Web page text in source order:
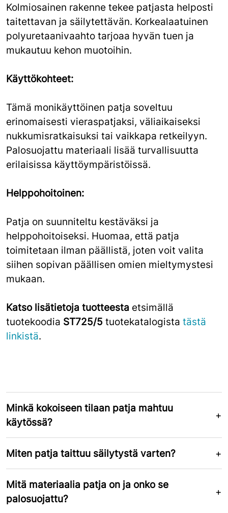
Kolmiosainen rakenne tekee patjasta helposti
taitettavan ja säilytettävän. Korkealaatuinen
polyuretaanivaahto tarjoaa hyvän tuen ja
mukautuu kehon muotoihin.
Käyttökohteet:
Tämä monikäyttöinen patja soveltuu
erinomaisesti vieraspatjaksi, väliaikaiseksi
nukkumisratkaisuksi tai vaikkapa retkeilyyn.
Palosuojattu materiaali lisää turvallisuutta
erilaisissa käyttöympäristöissä.
Helppohoitoinen:
Patja on suunniteltu kestäväksi ja
helppohoitoiseksi. Huomaa, että patja
toimitetaan ilman päällistä, joten voit valita
siihen sopivan päällisen omien mieltymystesi
mukaan.
Katso lisätietoja tuotteesta etsimällä
tuotekoodia ST725/5 tuotekatalogista tästä
linkistä.
Minkä kokoiseen tilaan patja mahtuu
käytössä?
Miten patja taittuu säilytystä varten?
Mitä materiaalia patja on ja onko se
palosuojattu?